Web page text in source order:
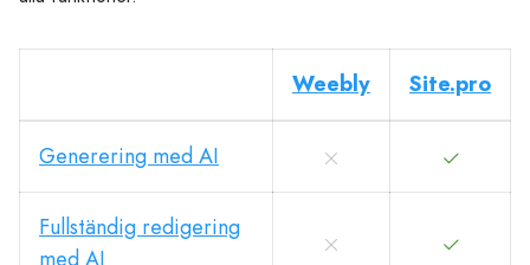
Weebly Site.pro
Generering med AI
Fullständig redigering